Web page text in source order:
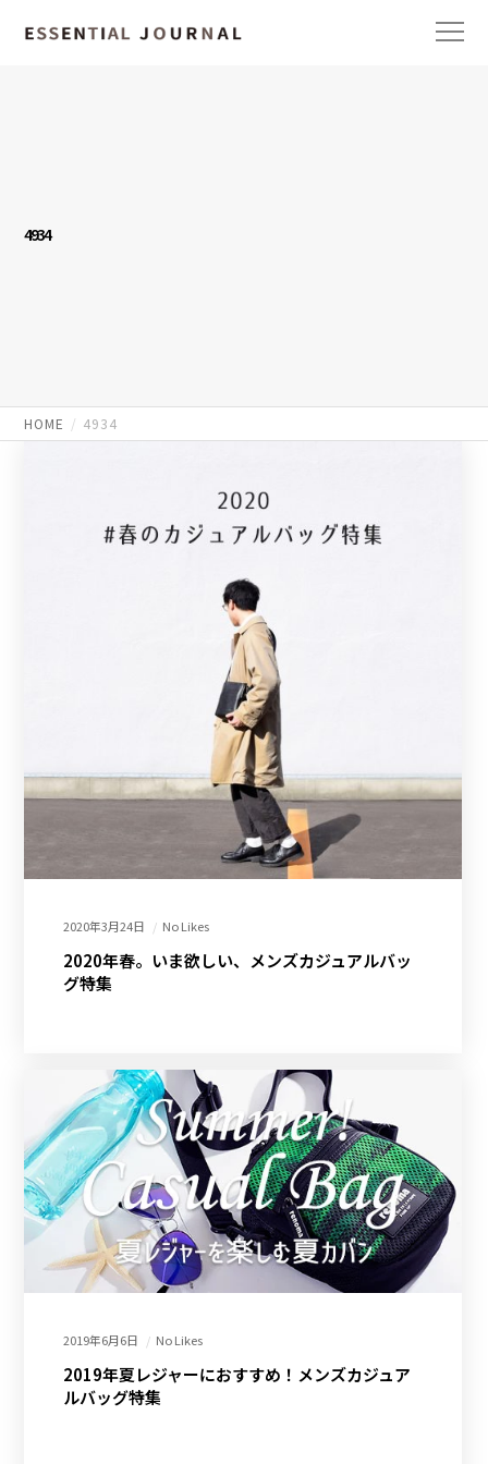
4934
HOME 4934
2020年3月24日 No Likes
2020年春。いま欲しい、メンズカジュアルバッ
グ特集
2019年6月6日 No Likes
2019年夏レジャーにおすすめ！メンズカジュア
ルバッグ特集